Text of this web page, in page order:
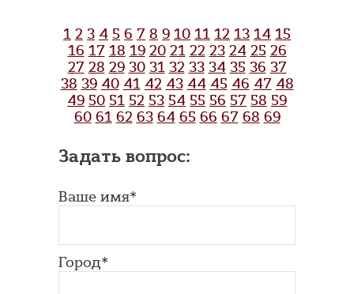
1 2 3 4 5 6 7 8 9 10 11 12 13 14 15
16 17 18 19 20 21 22 23 24 25 26
27 28 29 30 31 32 33 34 35 36 37
38 39 40 41 42 43 44 45 46 47 48
49 50 51 52 53 54 55 56 57 58 59
60 61 62 63 64 65 66 67 68 69
Задать вопрос:
Ваше имя*
Город*